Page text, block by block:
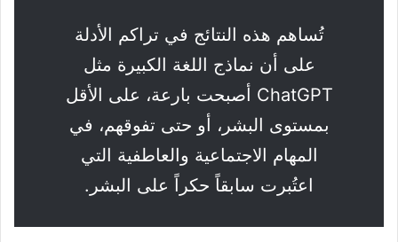
تُساهم هذه النتائج في تراكم الأدلة
على أن نماذج اللغة الكبيرة مثل
ChatGPT أصبحت بارعة، على الأقل
بمستوى البشر، أو حتى تفوقهم، في
المهام الاجتماعية والعاطفية التي
اعتُبرت سابقاً حكراً على البشر.